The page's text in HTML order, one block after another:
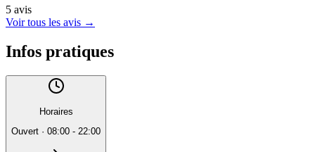
5 avis
Voir tous les avis →
Infos pratiques
Horaires
Ouvert · 08:00 - 22:00